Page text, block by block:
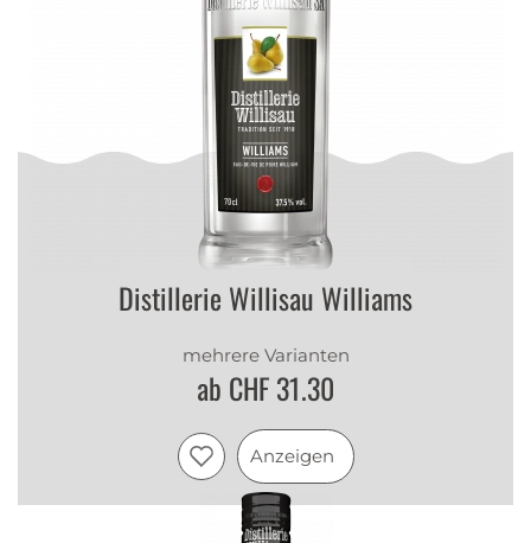
Distillerie Willisau Williams
mehrere Varianten
ab CHF 31.30
Anzeigen